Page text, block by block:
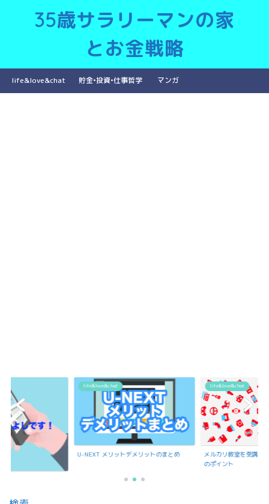
35歳サラリーマンの家
とお金戦略
life&love&chat 貯金•投資•仕事哲学 マンガ
U-NEXT メリットデメリットのまとめ
メルカリ教室を受講で聞いたメルカリ